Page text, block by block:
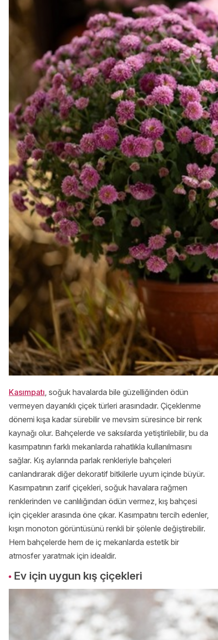
Kasımpatı, soğuk havalarda bile güzelliğinden ödün
vermeyen dayanıklı çiçek türleri arasındadır. Çiçeklenme
dönemi kışa kadar sürebilir ve mevsim süresince bir renk
kaynağı olur. Bahçelerde ve saksılarda yetiştirilebilir, bu da
kasımpatının farklı mekanlarda rahatlıkla kullanılmasını
sağlar. Kış aylarında parlak renkleriyle bahçeleri
canlandırarak diğer dekoratif bitkilerle uyum içinde büyür.
Kasımpatının zarif çiçekleri, soğuk havalara rağmen
renklerinden ve canlılığından ödün vermez, kış bahçesi
için çiçekler arasında öne çıkar. Kasımpatını tercih edenler,
kışın monoton görüntüsünü renkli bir şölenle değiştirebilir.
Hem bahçelerde hem de iç mekanlarda estetik bir
atmosfer yaratmak için idealdir.
Ev için uygun kış çiçekleri